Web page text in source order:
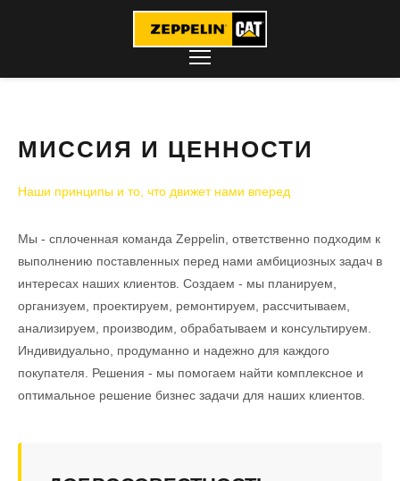
МИССИЯ И ЦЕННОСТИ
Наши принципы и то, что движет нами вперед
Мы - сплоченная команда Zeppelin, ответственно подходим к
выполнению поставленных перед нами амбициозных задач в
интересах наших клиентов. Создаем - мы планируем,
организуем, проектируем, ремонтируем, рассчитываем,
анализируем, производим, обрабатываем и консультируем.
Индивидуально, продуманно и надежно для каждого
покупателя. Решения - мы помогаем найти комплексное и
оптимальное решение бизнес задачи для наших клиентов.